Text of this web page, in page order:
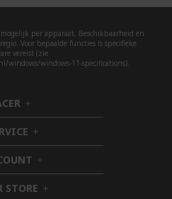
per apparaat. Beschikbaarheid en
Voor bepaalde functies is specifieke
vereist (zie
windows/windows-11-specifications).
h
i
d
d
e
n
h
i
d
d
e
h
i
d
STORE h